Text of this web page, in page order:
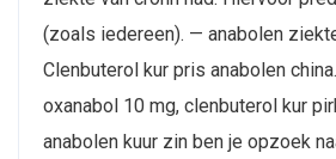
(zoals iedereen). — anabolen
Clenbuterol kur pris anabolen
oxanabol 10 mg, clenbuterol kur
anabolen kuur zin ben je opzoek